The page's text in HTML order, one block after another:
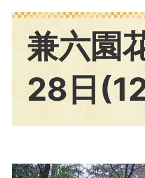
兼六園
28日